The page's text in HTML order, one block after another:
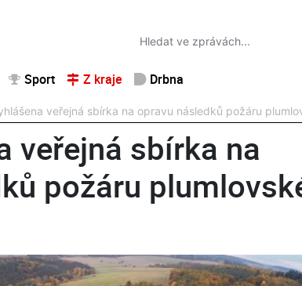
Sport Z kraje Drbna
veřejná sbírka na opravu následků požáru
veřejná sbírka na
požáru